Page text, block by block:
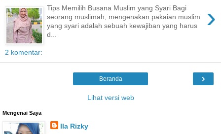
›
Tips Memilih Busana Muslim yang Syari Bagi
seorang muslimah, mengenakan pakaian muslim
yang syari adalah sebuah kewajiban yang harus
d...
2 komentar:
›
Beranda
Lihat versi web
Mengenai Saya
Ila Rizky